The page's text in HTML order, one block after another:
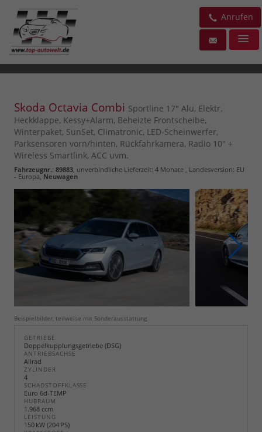
Anrufen
Skoda Octavia Combi Sportline 17" Alu, Elektr.
Heckklappe, Kessy+Alarm, Beheizte Frontscheibe,
Winterpaket, SunSet, Climatronic, LED-Scheinwerfer,
Parksensoren vorn/hinten, Rückfahrkamera, Radio 10" +
Wireless Smartlink, ACC uvm.
Fahrzeugnr.: 89883 , unverbindliche Lieferzeit: 4 Monate , Landesversion: EU
- Europa,Neuwagen
Beispielbilder, teilweise mit Sonderausstattung
GETRIEBE
Doppelkupplungsgetriebe (DSG)
ANTRIEBSACHSE
Allrad
ZYLINDER
4
SCHADSTOFFKLASSE
Euro 6d-TEMP
HUBRAUM
1.968 ccm
LEISTUNG
150 kW (204 PS)